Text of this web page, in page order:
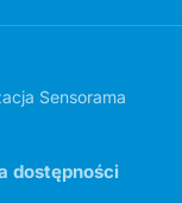
Sensorama
dostępności